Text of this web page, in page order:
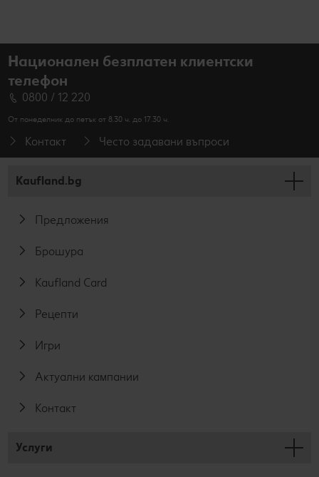
Национален безплатен клиентски
телефон
0800 / 12 220
От понеделник до петък от 8.30 ч. до 17.30 ч.
Контакт Често задавани въпроси
Kaufland.bg
Предложения
Брошура
Kaufland Card
Рецепти
Игри
Актуални кампании
Контакт
Услуги